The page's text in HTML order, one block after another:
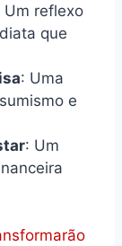
Um reflexo
que
: Uma
e
: Um